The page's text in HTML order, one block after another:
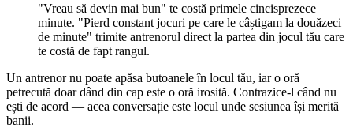
"Vreau să devin mai bun" te costă primele cincisprezece
minute. "Pierd constant jocuri pe care le câștigam la douăzeci
de minute" trimite antrenorul direct la partea din jocul tău care
te costă de fapt rangul.
Un antrenor nu poate apăsa butoanele în locul tău, iar o oră
petrecută doar dând din cap este o oră irosită. Contrazice-l când nu
ești de acord — acea conversație este locul unde sesiunea își merită
banii.